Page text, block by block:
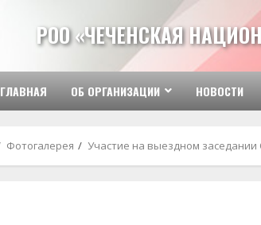
РОО «ЧЕЧЕНСКАЯ
ГЛАВНАЯ ОБ ОРГАНИЗАЦИИ НОВОСТИ
Фотогалерея Участие на выездном заседании